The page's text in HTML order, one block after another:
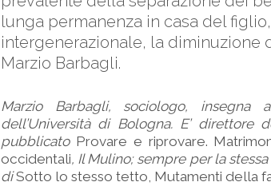
lunga permanenza in casa del
intergenerazionale, la diminuzione
Marzio Barbagli.
Marzio Barbagli, sociologo, insegna
dell’Università di Bologna. E’
pubblicato Provare e riprovare.
occidentali, Il Mulino; sempre per la
diSotto lo stesso tetto, Mutamenti della